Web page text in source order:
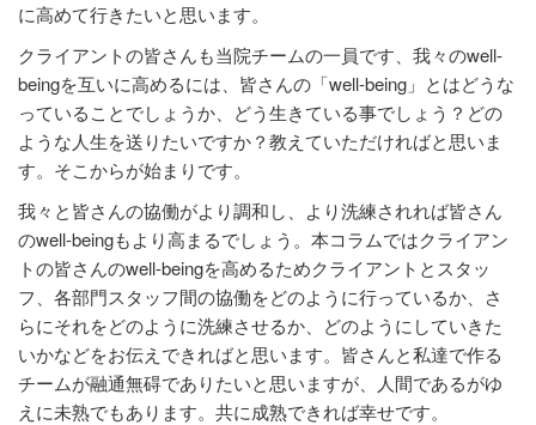
に高めて行きたいと思います。
クライアントの皆さんも当院チームの一員です、我々のwell-
beingを互いに高めるには、皆さんの「well-being」とはどうな
っていることでしょうか、どう生きている事でしょう？どの
ような人生を送りたいですか？教えていただければと思いま
す。そこからが始まりです。
我々と皆さんの協働がより調和し、より洗練されれば皆さん
のwell-beingもより高まるでしょう。本コラムではクライアン
トの皆さんのwell-beingを高めるためクライアントとスタッ
フ、各部門スタッフ間の協働をどのように行っているか、さ
らにそれをどのように洗練させるか、どのようにしていきた
いかなどをお伝えできればと思います。皆さんと私達で作る
チームが融通無碍でありたいと思いますが、人間であるがゆ
えに未熟でもあります。共に成熟できれば幸せです。